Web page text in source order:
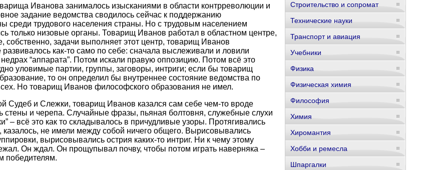
Иванова занималось изысканиями в области контрреволюции и
задание ведомства сводилось сейчас к поддержанию
среди трудового населения страны. Но с трудовым населением
только низовые органы. Товарищ Иванов работал в областном центре,
собственно, задачи выполняет этот центр, товарищ Иванов
развивалось как-то само по себе: сначала выслеживали и ловили
“аппарата”. Потом искали правую оппозицию. Потом всё это
уловимые партии, группы, заговоры, интриги; если бы товарищ
то он определил бы внутреннее состояние ведомства по
Но товарищ Иванов философского образования не имел.
Судеб и Слежки, товарищ Иванов казался сам себе чем-то вроде
стены и черепа. Случайные фразы, пьяная болтовня, служебные слухи
– всё это как то складывалось в причудливые узоры. Протягивались
не имели между собой ничего общего. Вырисовывались
вырисовывались острия каких-то интриг. Ни к чему этому
Он ждал. Он прощупывал почву, чтобы потом играть наверняка –
победителям.
Строительство и сопромат
Технические науки
Транспорт и авиация
Учебники
Физика
Физическая химия
Философия
Химия
Хиромантия
Хобби и ремесла
Шпаргалки